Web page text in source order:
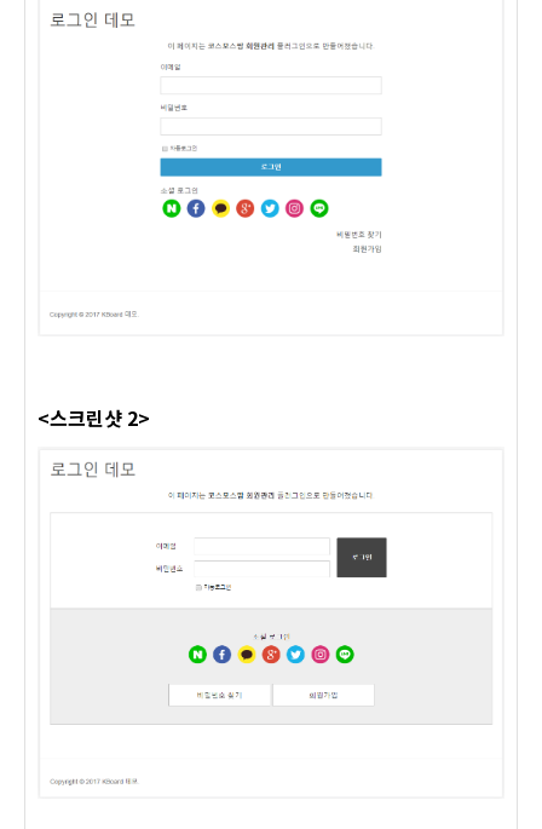
<스크린샷 2>